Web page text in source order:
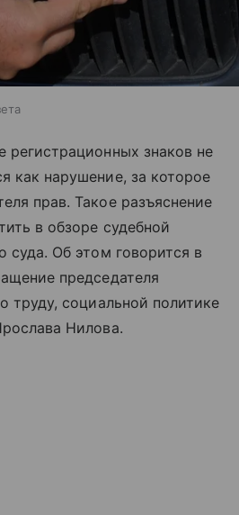
регистрационных знаков не
как нарушение, за которое
прав. Такое разъяснение
в обзоре судебной
суда. Об этом говорится в
председателя
труду, социальной политике
Нилова.